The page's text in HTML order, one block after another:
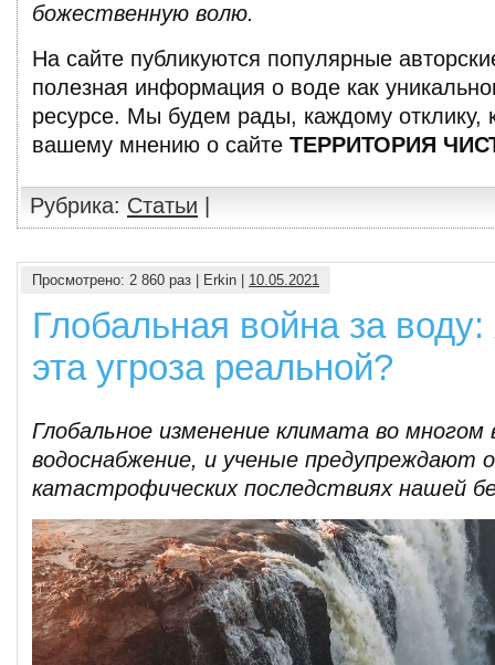
божественную волю.
На сайте публикуются популярные
полезная информация о воде как
ресурсе. Мы будем рады, каждому отклику,
вашему мнению о сайте ТЕРРИТОРИЯ
Рубрика: Статьи
Просмотрено: 2 860 раз | Erkin | 10.05.2021
Глобальная война за
эта угроза реальной?
Глобальное изменение климата во многом
водоснабжение, и ученые предупреждают о
катастрофических последствиях нашей